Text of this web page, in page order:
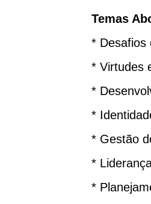
Temas
* Desafios
* Virtudes
*
*
* Gestão
*
*